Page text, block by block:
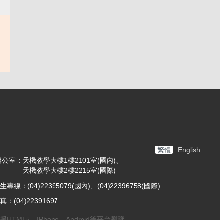
繁體 English
公室：天機教學大樓1樓2101室(國內)、
機教學大樓2樓2215室(國際)
專線：(04)22395079(國內)、(04)22396758(國際)
：(04)22391697